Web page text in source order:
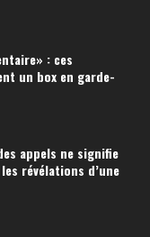
: ces
un box en garde-
appels ne signifie
révélations d’une